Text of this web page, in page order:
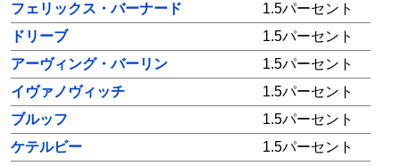
フェリックス・バーナード
1.5パーセント
ドリーブ
1.5パーセント
アーヴィング・バーリン
1.5パーセント
イヴァノヴィッチ
1.5パーセント
ブルッフ
1.5パーセント
ケテルビー
1.5パーセント